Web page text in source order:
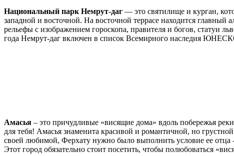
Национальный парк Немрут-даг — это святилище и курган,
западной и восточной. На восточной террасе находится главный
рельефы с изображением гороскопа, правителя и богов, статуи
года Немрут-даг включен в список Всемирного наследия
Амасья – это причудливые «висящие дома» вдоль побережья
для тебя! Амасья знаменита красивой и романтичной, но
своей любимой, Ферхату нужно было выполнить условие ее отца
Этот город обязательно стоит посетить, чтобы полюбоваться